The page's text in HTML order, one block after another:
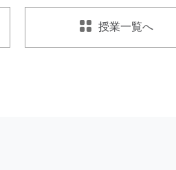
授業一覧へ